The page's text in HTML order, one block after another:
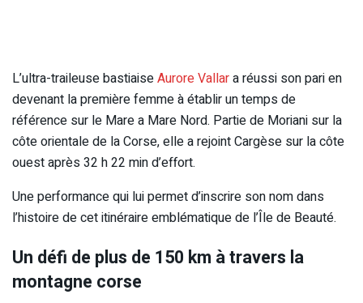
L’ultra-traileuse bastiaiseAurore Vallara réussi son pari en
devenant la première femme à établir un temps de
référence sur le Mare a Mare Nord. Partie de Moriani sur la
côte orientale de la Corse, elle a rejoint Cargèse sur la côte
ouest après 32 h 22 min d’effort.
Une performance qui lui permet d’inscrire son nom dans
l’histoire de cet itinéraire emblématique de l’Île de Beauté.
Un défi de plus de 150 km à travers la
montagne corse